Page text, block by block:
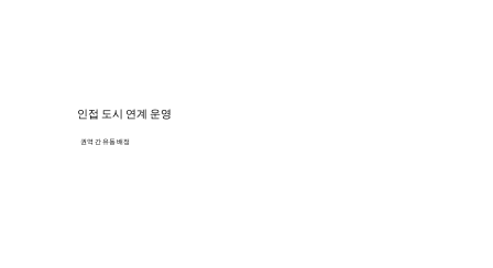
인접 도시 연계 운영
권역 간 유동 배정